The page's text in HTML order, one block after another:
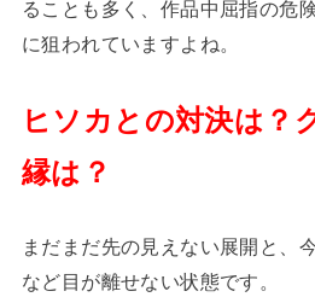
ることも多く、作品中屈指の危
に狙われていますよね。
ヒソカとの対決は？
縁は？
まだまだ先の見えない展開と、
など目が離せない状態です。